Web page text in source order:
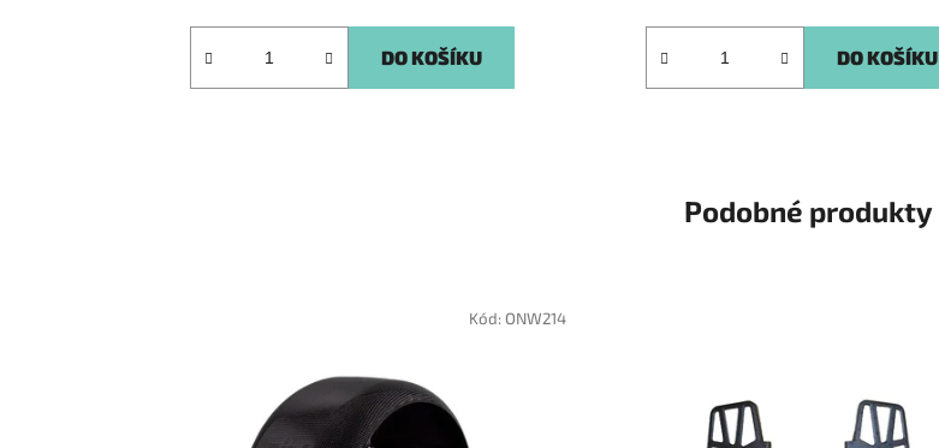
DO KOŠÍKU DO KOŠÍKU
Podobné produkty
Kód:ONW214